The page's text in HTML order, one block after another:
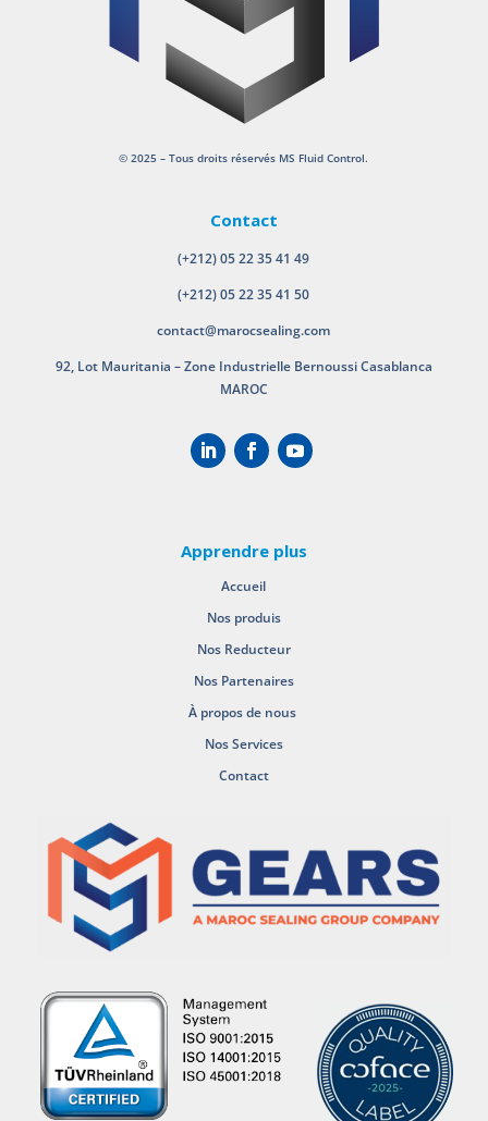
© 2025 – Tous droits réservés MS Fluid Control.
Contact
(+212) 05 22 35 41 49
(+212) 05 22 35 41 50
contact@marocsealing.com
92, Lot Mauritania – Zone Industrielle Bernoussi Casablanca
MAROC
Apprendre plus
Accueil
Nos produis
Nos Reducteur
Nos Partenaires
À propos de nous
Nos Services
Contact